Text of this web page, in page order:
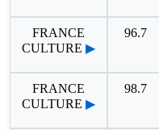
FRANCE
CULTURE ▶
96.7
FRANCE
CULTURE ▶
98.7